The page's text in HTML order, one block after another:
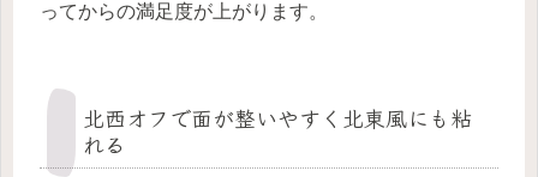
ってからの満足度が上がります。
北西オフで面が整いやすく北東風にも粘
れる